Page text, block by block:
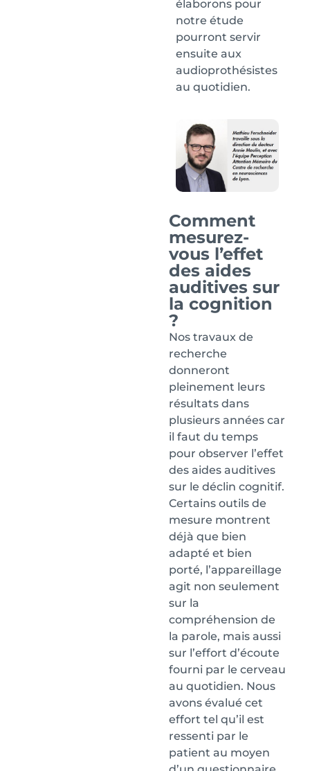
élaborons pour
notre étude
pourront servir
ensuite aux
audioprothésistes
au quotidien.
Comment
mesurez-
vous l’effet
des aides
auditives sur
la cognition
?
Nos travaux de
recherche
donneront
pleinement leurs
résultats dans
plusieurs années car
il faut du temps
pour observer l’effet
des aides auditives
sur le déclin cognitif.
Certains outils de
mesure montrent
déjà que bien
adapté et bien
porté, l’appareillage
agit non seulement
sur la
compréhension de
la parole, mais aussi
sur l’effort d’écoute
fourni par le cerveau
au quotidien. Nous
avons évalué cet
effort tel qu’il est
ressenti par le
patient au moyen